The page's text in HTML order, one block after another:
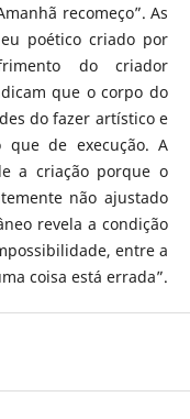
recomeço”. As
poético criado por
do criador
que o corpo do
do fazer artístico e
que de execução. A
a criação porque o
não ajustado
revela a condição
entre a
coisa está errada”.